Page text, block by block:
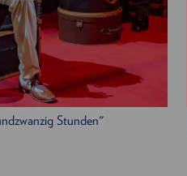
Stunden"